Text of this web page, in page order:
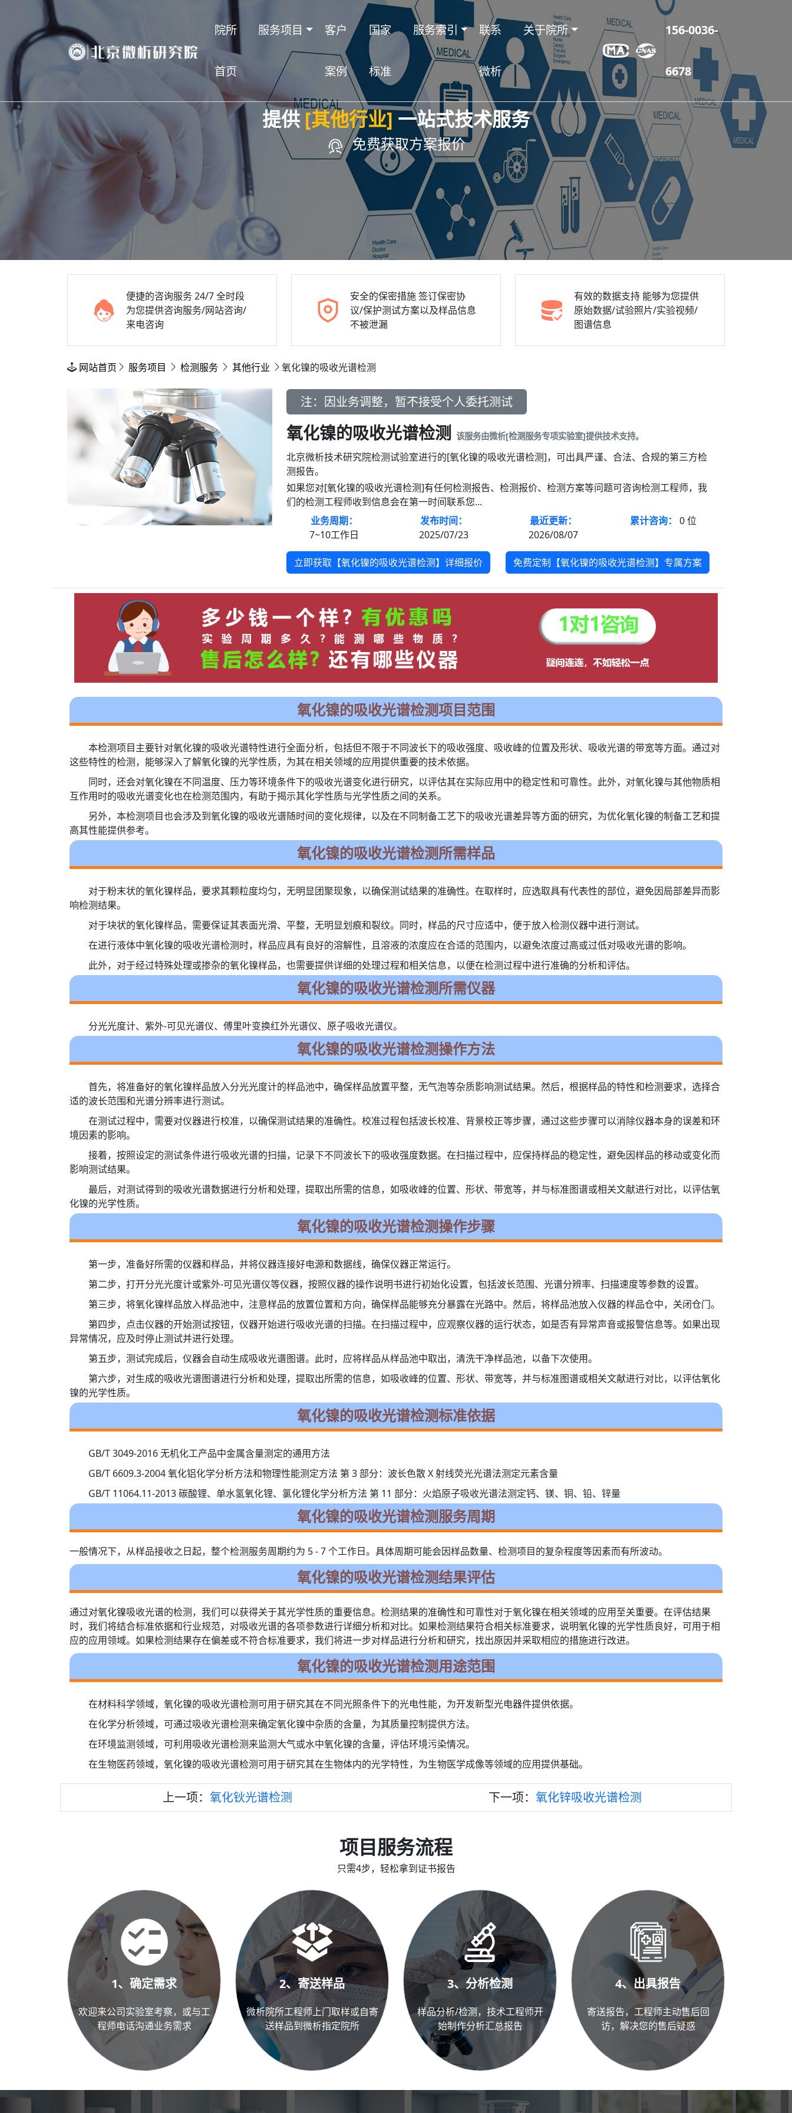
院所
首页
服务项目 客户
案例
国家
标准
服务索引 联系
微析
关于院所 156-0036-
6678
提供 [其他行业]一站式技术服务
免费获取方案报价
便捷的咨询服务24/7 全时段
为您提供咨询服务/网站咨询/
来电咨询
安全的保密措施签订保密协
议/保护测试方案以及样品信息
不被泄漏
有效的数据支持 能够为您提供
原始数据/试验照片/实验视频/
图谱信息
网站首页 服务项目 检测服务 其他行业 氧化镍的吸收光谱检测
注：因业务调整，暂不接受个人委托测试
氧化镍的吸收光谱检测 该服务由微析[检测服务专项实验室]提供技术支持。
北京微析技术研究院检测试验室进行的[氧化镍的吸收光谱检测]，可出具严谨、合法、合规的第三方检
测报告。
如果您对[氧化镍的吸收光谱检测]有任何检测报告、检测报价、检测方案等问题可咨询检测工程师，我
们的检测工程师收到信息会在第一时间联系您...
业务周期：
7~10工作日
发布时间：
2025/07/23
最近更新：
2026/08/07
累计咨询： 0位
立即获取【氧化镍的吸收光谱检测】详细报价 免费定制【氧化镍的吸收光谱检测】专属方案
氧化镍的吸收光谱检测项目范围
本检测项目主要针对氧化镍的吸收光谱特性进行全面分析，包括但不限于不同波长下的吸收强度、吸收峰的位置及形状、吸收光谱的带宽等方面。通过对
这些特性的检测，能够深入了解氧化镍的光学性质，为其在相关领域的应用提供重要的技术依据。
同时，还会对氧化镍在不同温度、压力等环境条件下的吸收光谱变化进行研究，以评估其在实际应用中的稳定性和可靠性。此外，对氧化镍与其他物质相
互作用时的吸收光谱变化也在检测范围内，有助于揭示其化学性质与光学性质之间的关系。
另外，本检测项目也会涉及到氧化镍的吸收光谱随时间的变化规律，以及在不同制备工艺下的吸收光谱差异等方面的研究，为优化氧化镍的制备工艺和提
高其性能提供参考。
氧化镍的吸收光谱检测所需样品
对于粉末状的氧化镍样品，要求其颗粒度均匀，无明显团聚现象，以确保测试结果的准确性。在取样时，应选取具有代表性的部位，避免因局部差异而影
响检测结果。
对于块状的氧化镍样品，需要保证其表面光滑、平整，无明显划痕和裂纹。同时，样品的尺寸应适中，便于放入检测仪器中进行测试。
在进行液体中氧化镍的吸收光谱检测时，样品应具有良好的溶解性，且溶液的浓度应在合适的范围内，以避免浓度过高或过低对吸收光谱的影响。
此外，对于经过特殊处理或掺杂的氧化镍样品，也需要提供详细的处理过程和相关信息，以便在检测过程中进行准确的分析和评估。
氧化镍的吸收光谱检测所需仪器
分光光度计、紫外-可见光谱仪、傅里叶变换红外光谱仪、原子吸收光谱仪。
氧化镍的吸收光谱检测操作方法
首先，将准备好的氧化镍样品放入分光光度计的样品池中，确保样品放置平整，无气泡等杂质影响测试结果。然后，根据样品的特性和检测要求，选择合
适的波长范围和光谱分辨率进行测试。
在测试过程中，需要对仪器进行校准，以确保测试结果的准确性。校准过程包括波长校准、背景校正等步骤，通过这些步骤可以消除仪器本身的误差和环
境因素的影响。
接着，按照设定的测试条件进行吸收光谱的扫描，记录下不同波长下的吸收强度数据。在扫描过程中，应保持样品的稳定性，避免因样品的移动或变化而
影响测试结果。
最后，对测试得到的吸收光谱数据进行分析和处理，提取出所需的信息，如吸收峰的位置、形状、带宽等，并与标准图谱或相关文献进行对比，以评估氧
化镍的光学性质。
氧化镍的吸收光谱检测操作步骤
第一步，准备好所需的仪器和样品，并将仪器连接好电源和数据线，确保仪器正常运行。
第二步，打开分光光度计或紫外-可见光谱仪等仪器，按照仪器的操作说明书进行初始化设置，包括波长范围、光谱分辨率、扫描速度等参数的设置。
第三步，将氧化镍样品放入样品池中，注意样品的放置位置和方向，确保样品能够充分暴露在光路中。然后，将样品池放入仪器的样品仓中，关闭仓门。
第四步，点击仪器的开始测试按钮，仪器开始进行吸收光谱的扫描。在扫描过程中，应观察仪器的运行状态，如是否有异常声音或报警信息等。如果出现
异常情况，应及时停止测试并进行处理。
第五步，测试完成后，仪器会自动生成吸收光谱图谱。此时，应将样品从样品池中取出，清洗干净样品池，以备下次使用。
第六步，对生成的吸收光谱图谱进行分析和处理，提取出所需的信息，如吸收峰的位置、形状、带宽等，并与标准图谱或相关文献进行对比，以评估氧化
镍的光学性质。
氧化镍的吸收光谱检测标准依据
GB/T 3049-2016 无机化工产品中金属含量测定的通用方法
GB/T 6609.3-2004 氧化铝化学分析方法和物理性能测定方法 第 3 部分：波长色散 X 射线荧光光谱法测定元素含量
GB/T 11064.11-2013 碳酸锂、单水氢氧化锂、氯化锂化学分析方法 第 11 部分：火焰原子吸收光谱法测定钙、镁、铜、铅、锌量
氧化镍的吸收光谱检测服务周期
一般情况下，从样品接收之日起，整个检测服务周期约为 5 - 7 个工作日。具体周期可能会因样品数量、检测项目的复杂程度等因素而有所波动。
氧化镍的吸收光谱检测结果评估
通过对氧化镍吸收光谱的检测，我们可以获得关于其光学性质的重要信息。检测结果的准确性和可靠性对于氧化镍在相关领域的应用至关重要。在评估结果
时，我们将结合标准依据和行业规范，对吸收光谱的各项参数进行详细分析和对比。如果检测结果符合相关标准要求，说明氧化镍的光学性质良好，可用于相
应的应用领域。如果检测结果存在偏差或不符合标准要求，我们将进一步对样品进行分析和研究，找出原因并采取相应的措施进行改进。
氧化镍的吸收光谱检测用途范围
在材料科学领域，氧化镍的吸收光谱检测可用于研究其在不同光照条件下的光电性能，为开发新型光电器件提供依据。
在化学分析领域，可通过吸收光谱检测来确定氧化镍中杂质的含量，为其质量控制提供方法。
在环境监测领域，可利用吸收光谱检测来监测大气或水中氧化镍的含量，评估环境污染情况。
在生物医药领域，氧化镍的吸收光谱检测可用于研究其在生物体内的光学特性，为生物医学成像等领域的应用提供基础。
上一项： 氧化钬光谱检测 下一项： 氧化锌吸收光谱检测
项目服务流程
只需4步，轻松拿到证书报告
1、确定需求
欢迎来公司实验室考察，或与工
程师电话沟通业务需求
2、寄送样品
微析院所工程师上门取样或自寄
送样品到微析指定院所
3、分析检测
样品分析/检测，技术工程师开
始制作分析汇总报告
4、出具报告
寄送报告，工程师主动售后回
访，解决您的售后疑惑